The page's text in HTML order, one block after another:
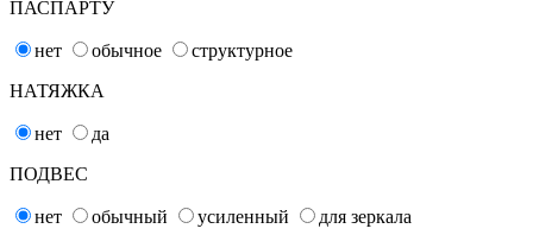
ПАСПАРТУ
нет обычное
структурное
НАТЯЖКА
нет
да
ПОДВЕС
нет обычный усиленный
для зеркала